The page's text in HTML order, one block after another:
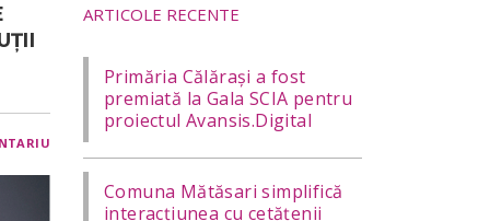
ARTICOLE RECENTE
Primăria Călărași a fost
premiată la Gala SCIA pentru
proiectul Avansis.Digital
Comuna Mătăsari simplifică
interacțiunea cu cetățenii